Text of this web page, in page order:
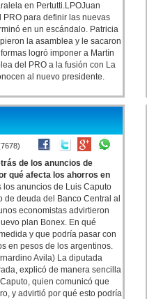
en Pertutti.LPOJuan
para definir las nuevas
en un escándalo. Patricia
la asamblea y le sacaron
logró imponer a Martín
del PRO a la fusión con La
al nuevo presidente.
(7678)
de los anuncios de
qué afecta los ahorros en
los anuncios de Luis Caputo
de deuda del Banco Central al
economistas advirtieron
plan Bonex. En qué
y que podría pasar con
en pesos de los argentinos.
Avila) La diputada
explicó de manera sencilla
quien comunicó que
y advirtió por qué esto podría